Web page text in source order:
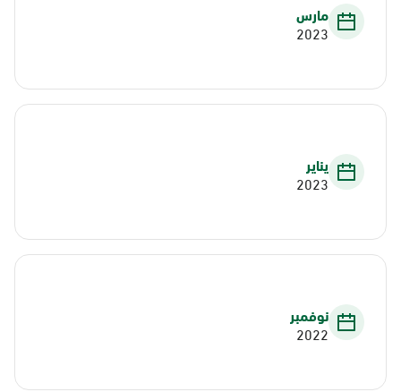
مارس
2023
يناير
2023
نوفمبر
2022